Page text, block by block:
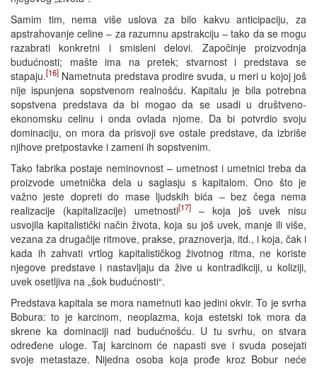
Samim tim, nema više uslova za bilo kakvu anticipaciju, za
apstrahovanje celine – za razumnu apstrakciju – tako da se mogu
razabrati konkretni i smisleni delovi. Započinje proizvodnja
budućnosti; mašte ima na pretek; stvarnost i predstava se
stapaju.[16] Nametnuta predstava prodire svuda, u meri u kojoj još
nije ispunjena sopstvenom realnošću. Kapitalu je bila potrebna
sopstvena predstava da bi mogao da se usadi u društveno-
ekonomsku celinu i onda ovlada njome. Da bi potvrdio svoju
dominaciju, on mora da prisvoji sve ostale predstave, da izbriše
njihove pretpostavke i zameni ih sopstvenim.
Tako fabrika postaje neminovnost – umetnost i umetnici treba da
proizvode umetnička dela u saglasju s kapitalom. Ono što je
važno jeste dopreti do mase ljudskih bića – bez čega nema
realizacije (kapitalizacije) umetnosti[17]
– koja još uvek nisu
usvojila kapitalistički način života, koja su još uvek, manje ili više,
vezana za drugačije ritmove, prakse, praznoverja, itd., i koja, čak i
kada ih zahvati vrtlog kapitalističkog životnog ritma, ne koriste
njegove predstave i nastavljaju da žive u kontradikciji, u koliziji,
uvek osetljiva na „šok budućnosti“.
Predstava kapitala se mora nametnuti kao jedini okvir. To je svrha
Bobura: to je karcinom, neoplazma, koja estetski tok mora da
skrene ka dominaciji nad budućnošću. U tu svrhu, on stvara
određene uloge. Taj karcinom će napasti sve i svuda posejati
svoje metastaze. Nijedna osoba koja prođe kroz Bobur neće